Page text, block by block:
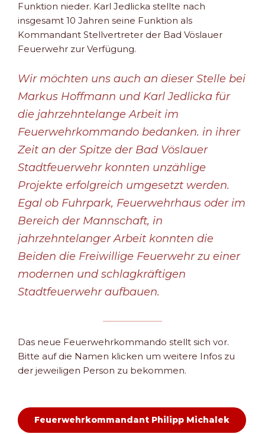
Funktion nieder. Karl Jedlicka stellte nach
insgesamt 10 Jahren seine Funktion als
Kommandant Stellvertreter der Bad Vöslauer
Feuerwehr zur Verfügung.
Wir möchten uns auch an dieser Stelle bei
Markus Hoffmann und Karl Jedlicka für
die jahrzehntelange Arbeit im
Feuerwehrkommando bedanken. in ihrer
Zeit an der Spitze der Bad Vöslauer
Stadtfeuerwehr konnten unzählige
Projekte erfolgreich umgesetzt werden.
Egal ob Fuhrpark, Feuerwehrhaus oder im
Bereich der Mannschaft, in
jahrzehntelanger Arbeit konnten die
Beiden die Freiwillige Feuerwehr zu einer
modernen und schlagkräftigen
Stadtfeuerwehr aufbauen.
Das neue Feuerwehrkommando stellt sich vor.
Bitte auf die Namen klicken um weitere Infos zu
der jeweiligen Person zu bekommen.
Feuerwehrkommandant Philipp Michalek